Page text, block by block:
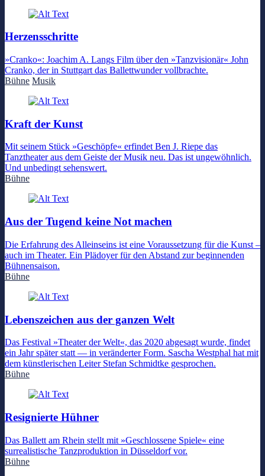
Herzensschritte
»Cranko«: Joachim A. Langs Film über den »Tanzvisionär« John
Cranko, der in Stuttgart das Ballettwunder vollbrachte.
Bühne Musik
Kraft der Kunst
Mit seinem Stück »Geschöpfe« erfindet Ben J. Riepe das
Tanztheater aus dem Geiste der Musik neu. Das ist ungewöhnlich.
Und unbedingt sehenswert.
Bühne
Aus der Tugend keine Not machen
Die Erfahrung des Alleinseins ist eine Voraussetzung für die Kunst –
auch im Theater. Ein Plädoyer für den Abstand zur beginnenden
Bühnensaison.
Bühne
Lebenszeichen aus der ganzen Welt
Das Festival »Theater der Welt«, das 2020 abgesagt wurde, findet
ein Jahr später statt — in veränderter Form. Sascha Westphal hat mit
dem künstlerischen Leiter Stefan Schmidtke gesprochen.
Bühne
Resignierte Hühner
Das Ballett am Rhein stellt mit »Geschlossene Spiele« eine
surrealistische Tanzproduktion in Düsseldorf vor.
Bühne